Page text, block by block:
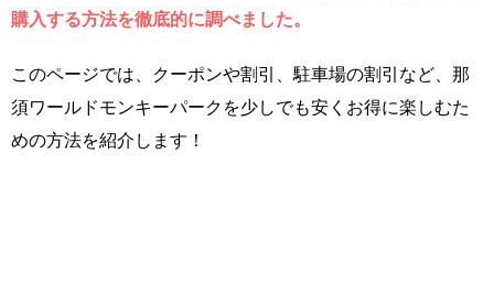
購入する方法を徹底的に調べました。
このページでは、クーポンや割引、駐車場の割引など、那
須ワールドモンキーパークを少しでも安くお得に楽しむた
めの方法を紹介します！